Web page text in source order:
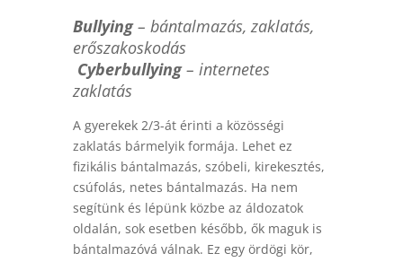
Bullying– bántalmazás, zaklatás,
erőszakoskodás
Cyberbullying– internetes
zaklatás
A gyerekek 2/3-át érinti a közösségi
zaklatás bármelyik formája. Lehet ez
fizikális bántalmazás, szóbeli, kirekesztés,
csúfolás, netes bántalmazás. Ha nem
segítünk és lépünk közbe az áldozatok
oldalán, sok esetben később, ők maguk is
bántalmazóvá válnak. Ez egy ördögi kör,